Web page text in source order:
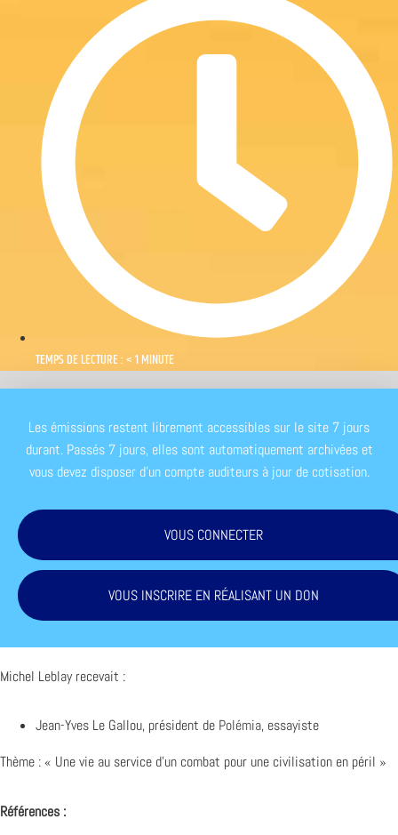
TEMPS DE LECTURE : < 1 MINUTE
Les émissions restent librement accessibles sur le site 7 jours
durant. Passés 7 jours, elles sont automatiquement archivées et
vous devez disposer d'un compte auditeurs à jour de cotisation.
VOUS CONNECTER
VOUS INSCRIRE EN RÉALISANT UN DON
Michel Leblay recevait :
Jean-Yves Le Gallou, président de Polémia, essayiste
Thème : « Une vie au service d’un combat pour une civilisation en péril »
Références :